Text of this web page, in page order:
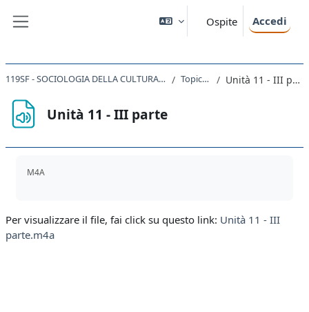
Ospite Accedi
119SF - SOCIOLOGIA DELLA CULTURA 2019 Topic 11 Unità 11 - III parte
Unità 11 - III parte
M4A
Per visualizzare il file, fai click su questo link: Unità 11 - III
parte.m4a